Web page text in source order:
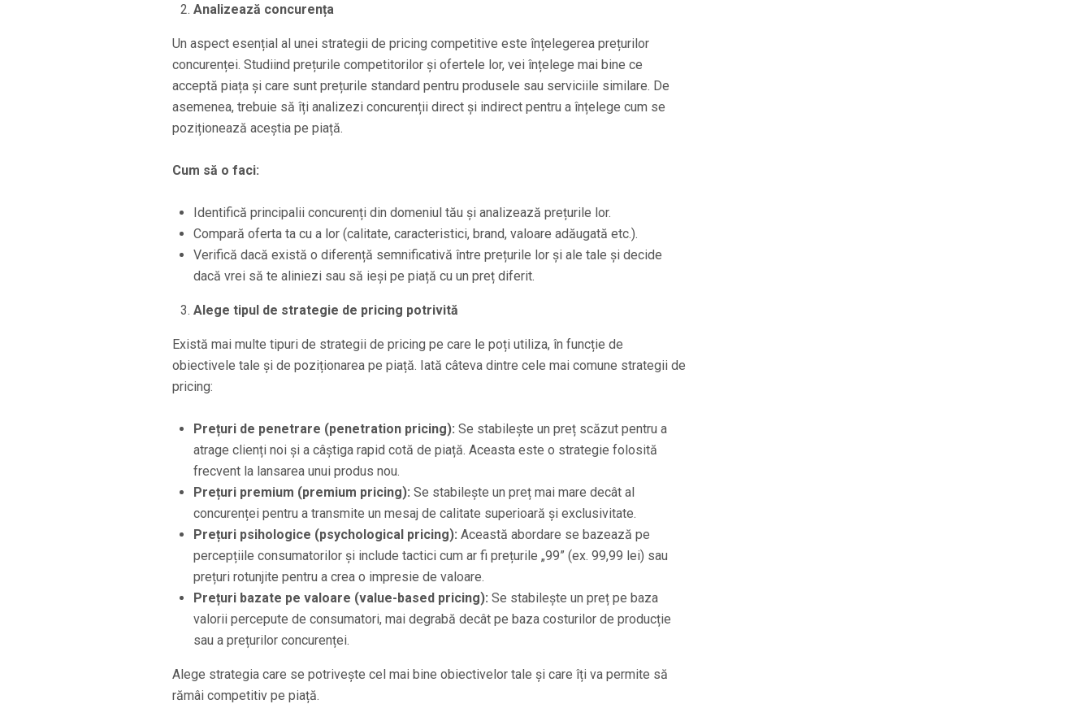
Analizează concurența
Un aspect esențial al unei strategii de pricing competitive este înțelegerea prețurilor
concurenței. Studiind prețurile competitorilor și ofertele lor, vei înțelege mai bine ce
acceptă piața și care sunt prețurile standard pentru produsele sau serviciile similare. De
asemenea, trebuie să îți analizezi concurenții direct și indirect pentru a înțelege cum se
poziționează aceștia pe piață.
Cum să o faci:
Identifică principalii concurenți din domeniul tău și analizează prețurile lor.
Compară oferta ta cu a lor (calitate, caracteristici, brand, valoare adăugată etc.).
Verifică dacă există o diferență semnificativă între prețurile lor și ale tale și decide
dacă vrei să te aliniezi sau să ieși pe piață cu un preț diferit.
Alege tipul de strategie de pricing potrivită
Există mai multe tipuri de strategii de pricing pe care le poți utiliza, în funcție de
obiectivele tale și de poziționarea pe piață. Iată câteva dintre cele mai comune strategii de
pricing:
Prețuri de penetrare (penetration pricing): Se stabilește un preț scăzut pentru a
atrage clienți noi și a câștiga rapid cotă de piață. Aceasta este o strategie folosită
frecvent la lansarea unui produs nou.
Prețuri premium (premium pricing): Se stabilește un preț mai mare decât al
concurenței pentru a transmite un mesaj de calitate superioară și exclusivitate.
Prețuri psihologice (psychological pricing): Această abordare se bazează pe
percepțiile consumatorilor și include tactici cum ar fi prețurile „99” (ex. 99,99 lei) sau
prețuri rotunjite pentru a crea o impresie de valoare.
Prețuri bazate pe valoare (value-based pricing): Se stabilește un preț pe baza
valorii percepute de consumatori, mai degrabă decât pe baza costurilor de producție
sau a prețurilor concurenței.
Alege strategia care se potrivește cel mai bine obiectivelor tale și care îți va permite să
rămâi competitiv pe piață.